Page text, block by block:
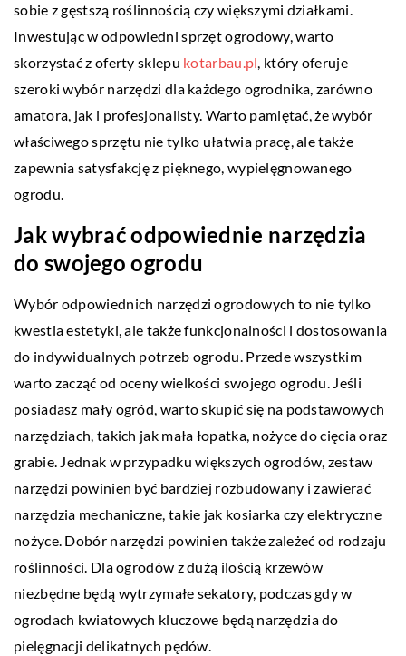
sobie z gęstszą roślinnością czy większymi działkami.
Inwestując w odpowiedni sprzęt ogrodowy, warto
skorzystać z oferty sklepu kotarbau.pl, który oferuje
szeroki wybór narzędzi dla każdego ogrodnika, zarówno
amatora, jak i profesjonalisty. Warto pamiętać, że wybór
właściwego sprzętu nie tylko ułatwia pracę, ale także
zapewnia satysfakcję z pięknego, wypielęgnowanego
ogrodu.
Jak wybrać odpowiednie narzędzia
do swojego ogrodu
Wybór odpowiednich narzędzi ogrodowych to nie tylko
kwestia estetyki, ale także funkcjonalności i dostosowania
do indywidualnych potrzeb ogrodu. Przede wszystkim
warto zacząć od oceny wielkości swojego ogrodu. Jeśli
posiadasz mały ogród, warto skupić się na podstawowych
narzędziach, takich jak mała łopatka, nożyce do cięcia oraz
grabie. Jednak w przypadku większych ogrodów, zestaw
narzędzi powinien być bardziej rozbudowany i zawierać
narzędzia mechaniczne, takie jak kosiarka czy elektryczne
nożyce. Dobór narzędzi powinien także zależeć od rodzaju
roślinności. Dla ogrodów z dużą ilością krzewów
niezbędne będą wytrzymałe sekatory, podczas gdy w
ogrodach kwiatowych kluczowe będą narzędzia do
pielęgnacji delikatnych pędów.